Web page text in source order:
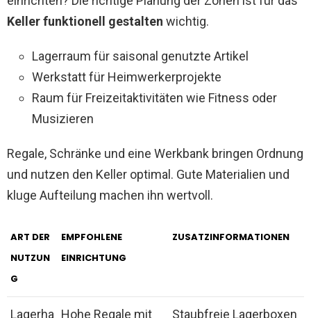
Keller funktionell gestalten wichtig.
Lagerraum für saisonal genutzte Artikel
Werkstatt für Heimwerkerprojekte
Raum für Freizeitaktivitäten wie Fitness oder
Musizieren
Regale, Schränke und eine Werkbank bringen Ordnung
und nutzen den Keller optimal. Gute Materialien und
kluge Aufteilung machen ihn wertvoll.
ART DER
NUTZUN
G
EMPFOHLENE
EINRICHTUNG
ZUSATZINFORMATIONEN
Lagerha Hohe Regale mit Staubfreie Lagerboxen